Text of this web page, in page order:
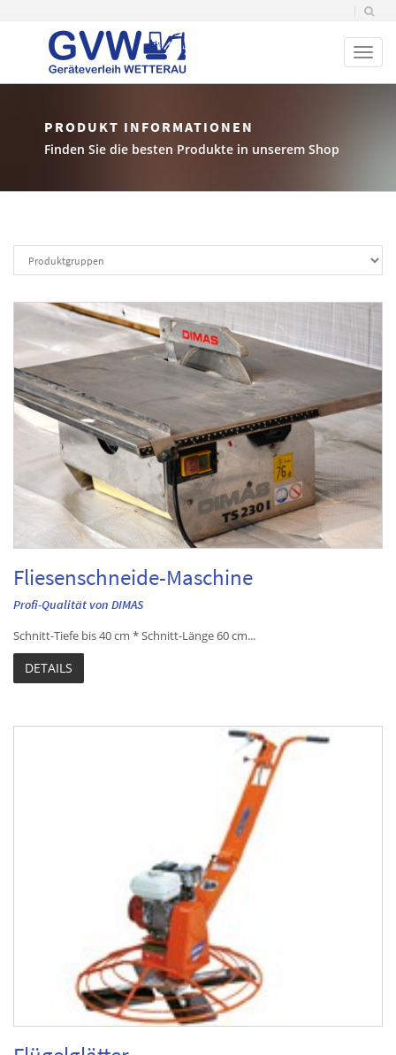
PRODUKT INFORMATIONEN
Finden Sie die besten Produkte in unserem Shop
Fliesenschneide-Maschine
Profi-Qualität von DIMAS
Schnitt-Tiefe bis 40 cm * Schnitt-Länge 60 cm...
DETAILS